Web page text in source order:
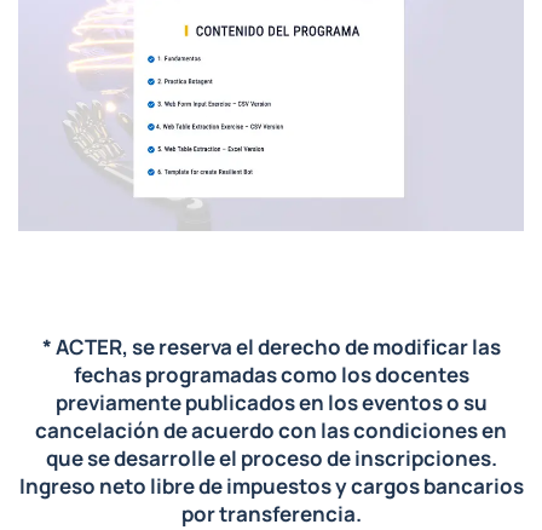
* ACTER, se reserva el derecho de modificar las
fechas programadas como los docentes
previamente publicados en los eventos o su
cancelación de acuerdo con las condiciones en
que se desarrolle el proceso de inscripciones.
Ingreso neto libre de impuestos y cargos bancarios
por transferencia.